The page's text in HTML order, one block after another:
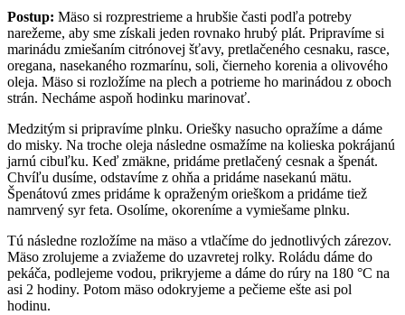
Postup: Mäso si rozprestrieme a hrubšie časti podľa potreby
narežeme, aby sme získali jeden rovnako hrubý plát. Pripravíme si
marinádu zmiešaním citrónovej šťavy, pretlačeného cesnaku, rasce,
oregana, nasekaného rozmarínu, soli, čierneho korenia a olivového
oleja. Mäso si rozložíme na plech a potrieme ho marinádou z oboch
strán. Necháme aspoň hodinku marinovať.
Medzitým si pripravíme plnku. Oriešky nasucho opražíme a dáme
do misky. Na troche oleja následne osmažíme na kolieska pokrájanú
jarnú cibuľku. Keď zmäkne, pridáme pretlačený cesnak a špenát.
Chvíľu dusíme, odstavíme z ohňa a pridáme nasekanú mätu.
Špenátovú zmes pridáme k opraženým orieškom a pridáme tiež
namrvený syr feta. Osolíme, okoreníme a vymiešame plnku.
Tú následne rozložíme na mäso a vtlačíme do jednotlivých zárezov.
Mäso zrolujeme a zviažeme do uzavretej rolky. Roládu dáme do
pekáča, podlejeme vodou, prikryjeme a dáme do rúry na 180 °C na
asi 2 hodiny. Potom mäso odokryjeme a pečieme ešte asi pol
hodinu.